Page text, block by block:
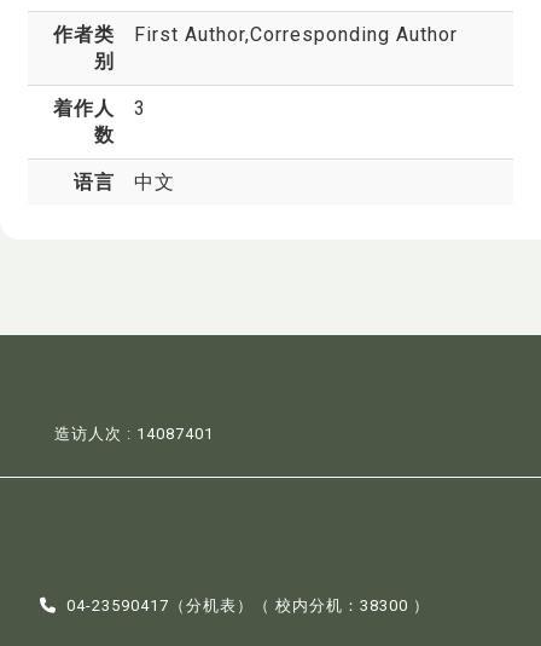
作者类
别
First Author,Corresponding Author
着作人
数
3
语言 中文
造访人次 : 14087401
04-23590417（分机表 ）（ 校内分机：38300 ）